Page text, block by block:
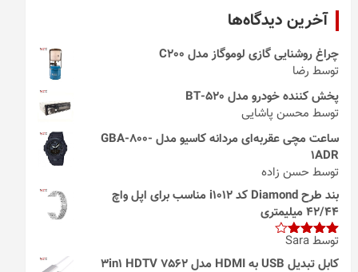
آخرین دیدگاه‌ها
چراغ روشنایی گازی لوموگاز مدل C200
توسط رضا
پخش کننده خودرو مدل 520-BT
توسط محسن پاشایی
ساعت مچی عقربه‌ای مردانه کاسیو مدل GBA-800-
1ADR
توسط حسن زاده
بند طرح Diamond کد i1012 مناسب برای اپل واچ
42/44 میلیمتری
امتیاز4
از 5
توسط Sara
کابل تبدیل USB به HDMI مدل 3in1 HDTV 7562